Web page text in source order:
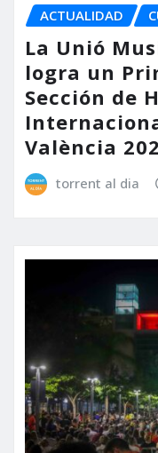
ACTUALIDAD
La Unió
logra un
Sección de
València
torrent al dia